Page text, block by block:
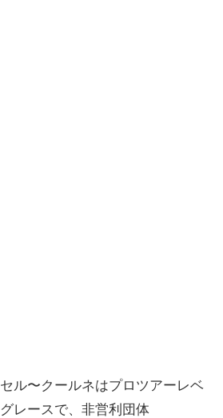
ル〜クールネはプロツアーレベ
レースで、非営利団体